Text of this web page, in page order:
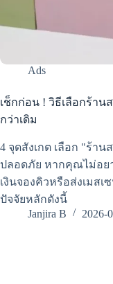
Ads
เช็กก่อน ! วิธีเลือกร้าน
กว่าเดิม
4 จุดสังเกต เลือก "ร้า
ปลอดภัย หากคุณไม่อย
เงินจองคิวหรือส่งเมสเ
ปัจจัยหลักดังนี้
Janjira B
2026-